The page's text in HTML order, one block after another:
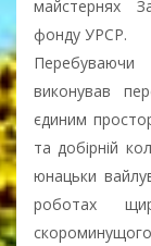
майстернях
фонду УРСР.
виконував
єдиним
та добірній
юнацьки
роботах